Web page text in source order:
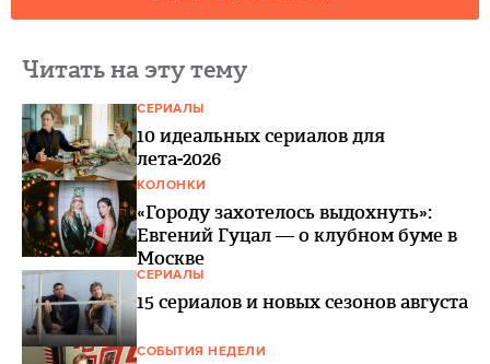
Читать на эту тему
СЕРИАЛЫ
10 идеальных сериалов для
лета-2026
КОЛОНКИ
«Городу захотелось выдохнуть»:
Евгений Гуцал — о клубном буме в
Москве
СЕРИАЛЫ
15 сериалов и новых сезонов августа
СОБЫТИЯ НЕДЕЛИ